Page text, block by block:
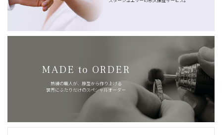
MADE to ORDER
熟練の職人が、原型から作り上げる
世界にふたりだけのスペシャルオーダー